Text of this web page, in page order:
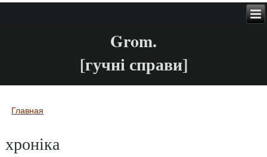
Grom.
[гучні справи]
Вы здесь
Главная
хроніка